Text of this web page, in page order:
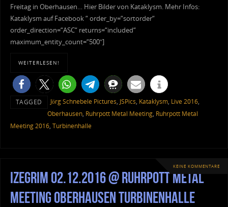
Freitag in Oberhausen… Hier Bilder von Kataklysm. Mehr Infos:
Kataklysm auf Facebook “ order_by=“sortorder“
order_direction=“ASC“ returns=“included“
maximum_entity_count=“500″]
WEITERLESEN!
TAGGED Jörg Schnebele Pictures, JSPics, Kataklysm, Live 2016,
Oberhausen, Ruhrpott Metal Meeting, Ruhrpott Metal
Meeting 2016, Turbinenhalle
KEINE KOMMENTARE
Izegrim 02.12.2016 @ Ruhrpott Metal
Meeting Oberhausen Turbinenhalle